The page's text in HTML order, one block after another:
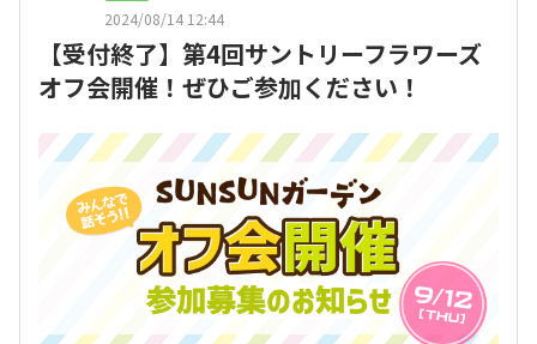
2024/08/14 12:44
【受付終了】第4回サントリーフラワーズ
オフ会開催！ぜひご参加ください！